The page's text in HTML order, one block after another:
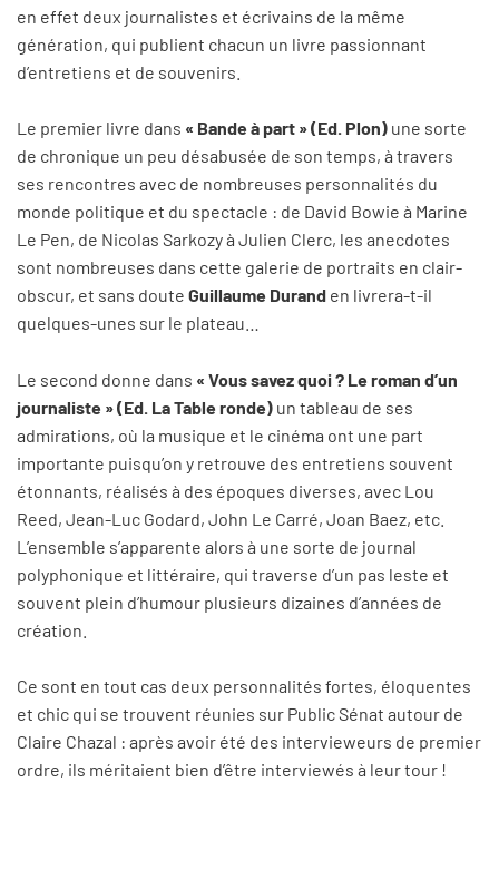
en effet deux journalistes et écrivains de la même
génération, qui publient chacun un livre passionnant
d’entretiens et de souvenirs.
Le premier livre dans « Bande à part » (Ed. Plon) une sorte
de chronique un peu désabusée de son temps, à travers
ses rencontres avec de nombreuses personnalités du
monde politique et du spectacle : de David Bowie à Marine
Le Pen, de Nicolas Sarkozy à Julien Clerc, les anecdotes
sont nombreuses dans cette galerie de portraits en clair-
obscur, et sans doute Guillaume Durand en livrera-t-il
quelques-unes sur le plateau…
Le second donne dans « Vous savez quoi ? Le roman d’un
journaliste » (Ed. La Table ronde) un tableau de ses
admirations, où la musique et le cinéma ont une part
importante puisqu’on y retrouve des entretiens souvent
étonnants, réalisés à des époques diverses, avec Lou
Reed, Jean-Luc Godard, John Le Carré, Joan Baez, etc.
L’ensemble s’apparente alors à une sorte de journal
polyphonique et littéraire, qui traverse d’un pas leste et
souvent plein d’humour plusieurs dizaines d’années de
création.
Ce sont en tout cas deux personnalités fortes, éloquentes
et chic qui se trouvent réunies sur Public Sénat autour de
Claire Chazal : après avoir été des intervieweurs de premier
ordre, ils méritaient bien d’être interviewés à leur tour !